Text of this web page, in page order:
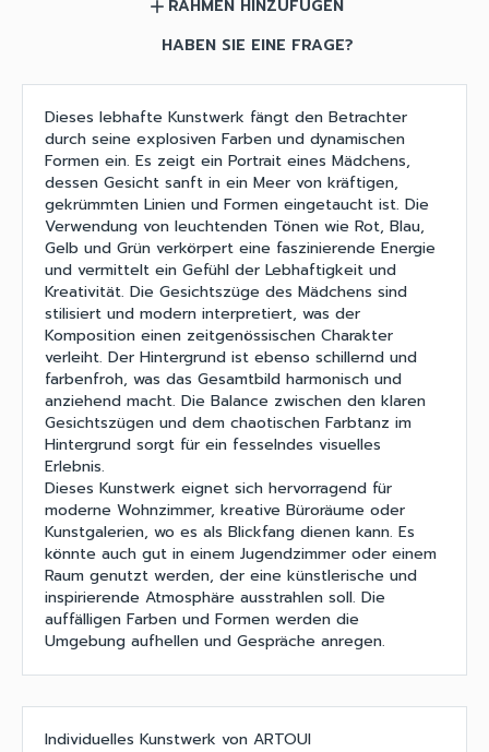
add RAHMEN HINZUFÜGEN
HABEN SIE EINE FRAGE?
Dieses lebhafte Kunstwerk fängt den Betrachter
durch seine explosiven Farben und dynamischen
Formen ein. Es zeigt ein Portrait eines Mädchens,
dessen Gesicht sanft in ein Meer von kräftigen,
gekrümmten Linien und Formen eingetaucht ist. Die
Verwendung von leuchtenden Tönen wie Rot, Blau,
Gelb und Grün verkörpert eine faszinierende Energie
und vermittelt ein Gefühl der Lebhaftigkeit und
Kreativität. Die Gesichtszüge des Mädchens sind
stilisiert und modern interpretiert, was der
Komposition einen zeitgenössischen Charakter
verleiht. Der Hintergrund ist ebenso schillernd und
farbenfroh, was das Gesamtbild harmonisch und
anziehend macht. Die Balance zwischen den klaren
Gesichtszügen und dem chaotischen Farbtanz im
Hintergrund sorgt für ein fesselndes visuelles
Erlebnis.
Dieses Kunstwerk eignet sich hervorragend für
moderne Wohnzimmer, kreative Büroräume oder
Kunstgalerien, wo es als Blickfang dienen kann. Es
könnte auch gut in einem Jugendzimmer oder einem
Raum genutzt werden, der eine künstlerische und
inspirierende Atmosphäre ausstrahlen soll. Die
auffälligen Farben und Formen werden die
Umgebung aufhellen und Gespräche anregen.
Individuelles Kunstwerk von ARTOUI